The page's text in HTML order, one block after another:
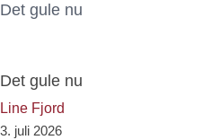
Det gule nu
Det gule nu
Line Fjord
3. juli 2026